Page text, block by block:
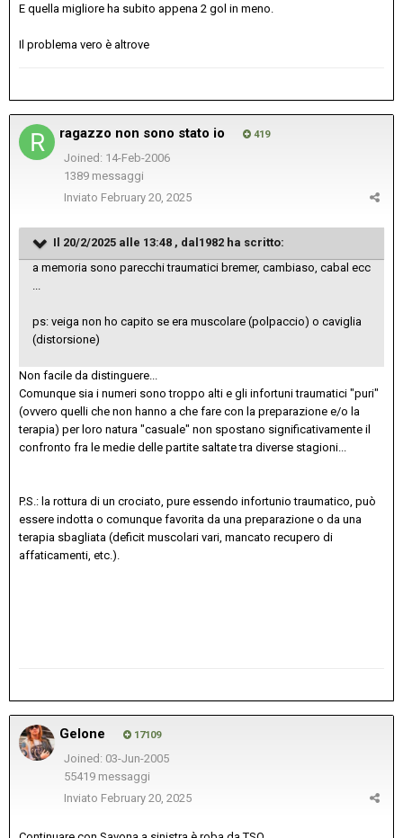
E quella migliore ha subito appena 2 gol in meno.
Il problema vero è altrove
ragazzo non sono stato io 419
Joined: 14-Feb-2006
1389 messaggi
Inviato February 20, 2025
Il 20/2/2025 alle 13:48 , dal1982 ha scritto:
a memoria sono parecchi traumatici bremer, cambiaso, cabal ecc
ps: veiga non ho capito se era muscolare (polpaccio) o caviglia
(distorsione)
Non facile da distinguere...
Comunque sia i numeri sono troppo alti e gli infortuni traumatici "puri"
(ovvero quelli che non hanno a che fare con la preparazione e/o la
terapia) per loro natura "casuale" non spostano significativamente il
confronto fra le medie delle partite saltate tra diverse stagioni...
P.S.: la rottura di un crociato, pure essendo infortunio traumatico, può
essere indotta o comunque favorita da una preparazione o da una
terapia sbagliata (deficit muscolari vari, mancato recupero di
affaticamenti, etc.).
Gelone 17109
Joined: 03-Jun-2005
55419 messaggi
Inviato February 20, 2025